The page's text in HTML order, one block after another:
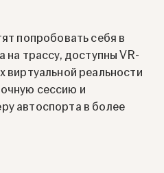
попробовать себя в
на трассу, доступны VR-
виртуальной реальности
сессию и
автоспорта в более